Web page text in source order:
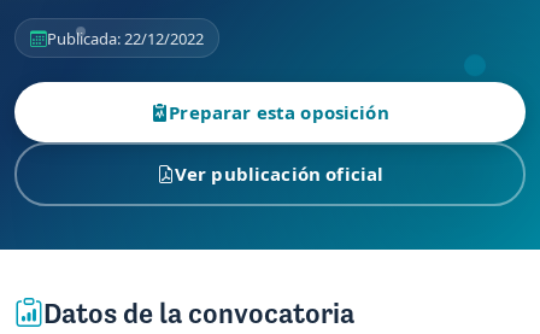
Publicada: 22/12/2022
Preparar esta oposición
Ver publicación oficial
Datos de la convocatoria